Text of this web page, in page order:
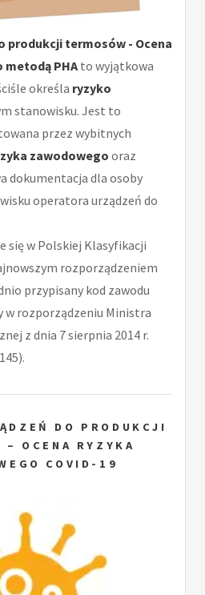
produkcji termosów - Ocena
metodą PHA to wyjątkowa
określa ryzyko
stanowisku. Jest to
przez wybitnych
zawodowegooraz
dokumentacja dla osoby
operatora urządzeń do
się w Polskiej Klasyfikacji
rozporządzeniem
przypisany kod zawodu
w rozporządzeniu Ministra
z dnia 7 sierpnia 2014 r.
DO PRODUKCJI
– OCENA RYZYKA
COVID-19